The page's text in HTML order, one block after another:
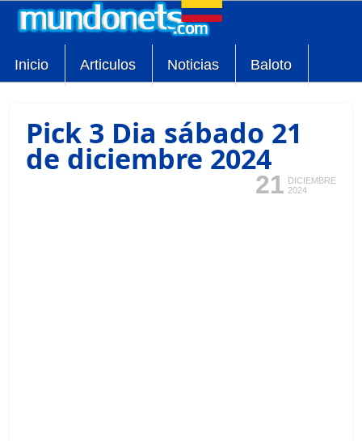
Inicio Articulos Noticias Baloto
Pick 3 Dia sábado 21
de diciembre 2024
21 DICIEMBRE
2024